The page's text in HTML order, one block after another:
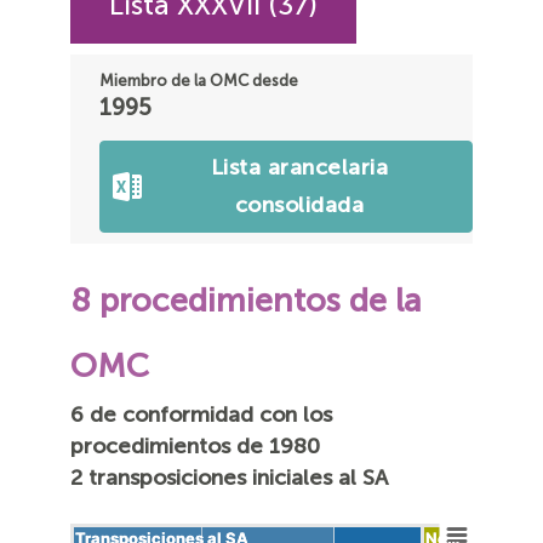
Miembro de la OMC desde
1995
Lista arancelaria
consolidada
8 procedimientos de la
OMC
6 de conformidad con los
procedimientos de 1980
2 transposiciones iniciales al SA
Transposiciones al SA
Transposiciones al SA
Ne…
Ne…